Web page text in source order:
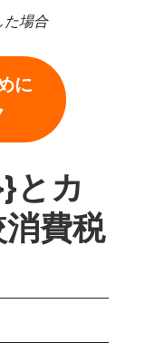
た場合
に
とカ
費税